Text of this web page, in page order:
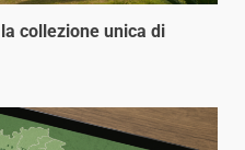
collezione unica di